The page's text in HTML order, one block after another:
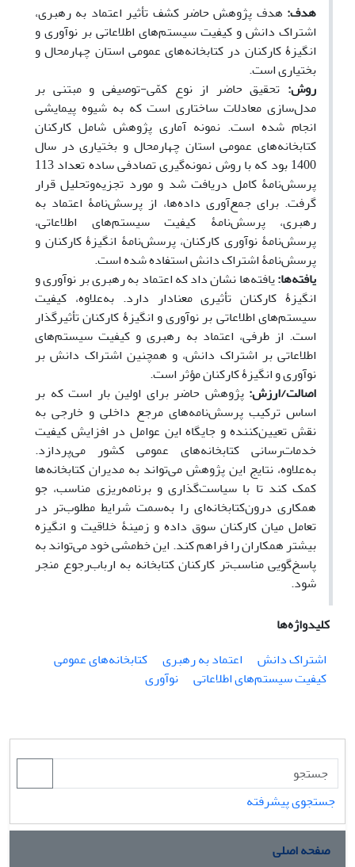
هدف: هدف پژوهش حاضر کشف تأثیر اعتماد به رهبری،
اشتراک دانش و کیفیت سیستم‌های اطلاعاتی بر نوآوری و
انگیزۀ کارکنان در کتابخانه‌های عمومی استان چهارمحال و
بختیاری است.
روش: تحقیق حاضر از نوع کمّی-توصیفی و مبتنی بر
مدل‌سازی معادلات ساختاری است که به شیوه پیمایشی
انجام شده است. نمونه آماری پژوهش شامل کارکنان
کتابخانه‌های عمومی استان چهارمحال و بختیاری در سال
1400 بود که با روش نمونه‌گیری تصادفی ساده تعداد 113
پرسش‌نامۀ کامل دریافت شد و مورد تجزیه‌وتحلیل قرار
گرفت. برای جمع‌آوری داده‌ها، از پرسش‌نامۀ ‌اعتماد به
رهبری، پرسش‌نامۀ کیفیت سیستم‌های اطلاعاتی،
پرسش‌نامۀ نوآوری کارکنان، پرسش‌نامۀ انگیزۀ کارکنان و
پرسش‌نامۀ اشتراک دانش استفاده شده است.
یافته‌ها:یافته‌ها نشان داد که اعتماد به رهبری بر نوآوری و
انگیزۀ کارکنان تأثیری معنادار دارد. به‌علاوه، کیفیت
سیستم‌های اطلاعاتی بر نوآوری و انگیزۀ کارکنان تأثیرگذار
است. از طرفی، اعتماد به رهبری و کیفیت سیستم‌های
اطلاعاتی بر اشتراک دانش، و همچنین اشتراک دانش بر
نوآوری و انگیزۀ کارکنان مؤثر است.
اصالت/ارزش: پژوهش حاضر برای اولین بار است که بر
اساسترکیبپرسش‌نامه‌های مرجع داخلی و خارجی به
نقش تعیین‌کننده ‌و جایگاه این عوامل در افزایش کیفیت
خدمات‌رسانی کتابخانه‌های عمومی کشور می‌پردازد.
به‌علاوه، نتایج این پژوهش می‌تواند به مدیران کتابخانه‌ها
کمک کند تا با سیاست‌گذاری و برنامه‌ریزی مناسب، جو
همکاری درون‌کتابخانه‌ای را به‌سمت شرایط مطلوب‌تر در
تعامل میان کارکنان سوق داده و زمینۀ خلاقیت و انگیزه
بیشتر همکاران را فراهم کند. این خط‌مشی خود می‌تواند به
پاسخ‌گویی مناسب‌تر کارکنان کتابخانه به ارباب‌رجوع منجر
شود.
کلیدواژه‌ها
اشتراک دانش
اعتماد به رهبری
کتابخانه‌های عمومی
کیفیت سیستم‌های اطلاعاتی
نوآوری
جستجوی پیشرفته
صفحه اصلی